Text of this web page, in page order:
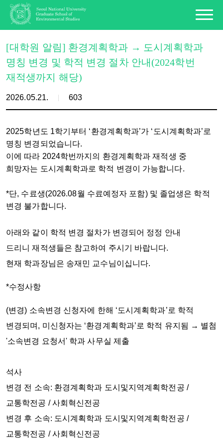
[대학원 알림] 환경계획학과 → 도시계획학과
명칭 변경 및 학적 변경 절차 안내(2024학번
재적생까지 해당)
2026.05.21. 603
2025학년도 1학기부터 ‘환경계획학과’가 ‘도시계획학과’로
명칭 변경되었습니다.
이에 따라 2024학번까지의 환경계획학과 재적생 중
희망자는 도시계획학과로 학적 변경이 가능합니다.
*단, 수료생(2026.08월 수료예정자 포함) 및 졸업생은 학적
변경 불가합니다.
아래와 같이
학적 변경 절차가 변경되어 정정 안내
드리니 재적생들은 참고하여 주시기 바랍니다.
현재 학과장님은 송재민 교수님이십니다.
*수정사항
(변경) 소속변경 신청자에 한해 ‘도시계획학과’로 학적
변경되며 , 미신청자는 ‘환경계획학과’로 학적 유지됨 → 별첨
'소속변경 요청서' 학과 사무실 제출
석사
변경 전 소속: 환경계획학과 도시및지역계획학전공 /
교통학전공 / 사회혁신전공
변경 후 소속: 도시계획학과 도시및지역계획학전공 /
교통학전공 / 사회혁신전공